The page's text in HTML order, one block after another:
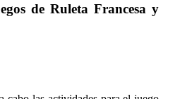
de Ruleta Francesa y